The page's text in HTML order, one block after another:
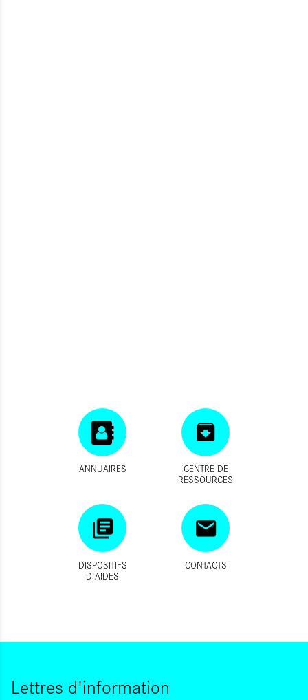
ANNUAIRES
CENTRE DE
RESSOURCES
DISPOSITIFS
D'AIDES
CONTACTS
Lettres d'information